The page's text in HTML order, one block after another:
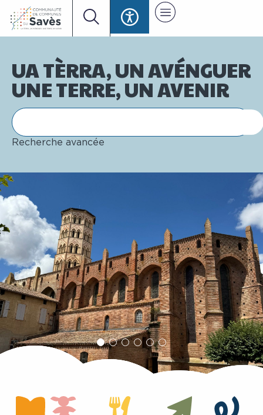
UA TÈRRA, UN AVÉNGUER
UNE TERRE, UN AVENIR
Recherche avancée